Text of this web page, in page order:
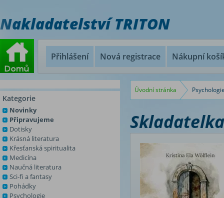
Nakladatelství TRITON
Přihlášení Nová registrace Nákupní
Kategorie
Novinky
Připravujeme
Dotisky
Krásná literatura
Křesťanská spiritualita
Medicína
Naučná literatura
Sci-fi a fantasy
Pohádky
Psychologie
Úvodní stránka